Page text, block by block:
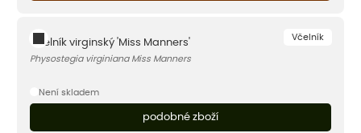
Včelník
Včelník virginský 'Miss Manners'
Physostegia virginiana Miss Manners
Není skladem
podobné zboží